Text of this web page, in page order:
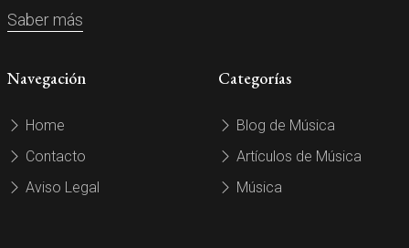
Saber más
Navegación
Home
Contacto
Aviso Legal
Categorías
Blog de Música
Artículos de Música
Música